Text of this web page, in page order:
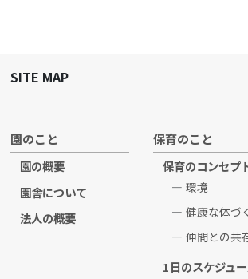
SITE MAP
園のこと
園の概要
園舎について
法人の概要
保育のこと
保育のコンセプ
環境
健康な体づ
仲間との共
1日のスケジュ